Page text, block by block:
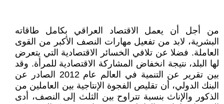
من أجل أن يعمل الاقتصاد العراقي بكامل طاقاته
البشرية، لابد من تفعيل مهارات النصف الأكبر من القوى
العاملة. فضلا عن تلافي الخسائر الاقتصادية التي يتعرض
لها البلد، نتيجة انخفاض المشاركة الاقتصادية للمرأة. وقد
بين تقرير عن التنمية في العالم عام 2012 الصادر عن
البنك الدولي، أن تقليص الفجوة الإنتاجية بين العاملين من
الذكور والإناث بنسبة تتراوح بين الثلث إلى النصف، أدى